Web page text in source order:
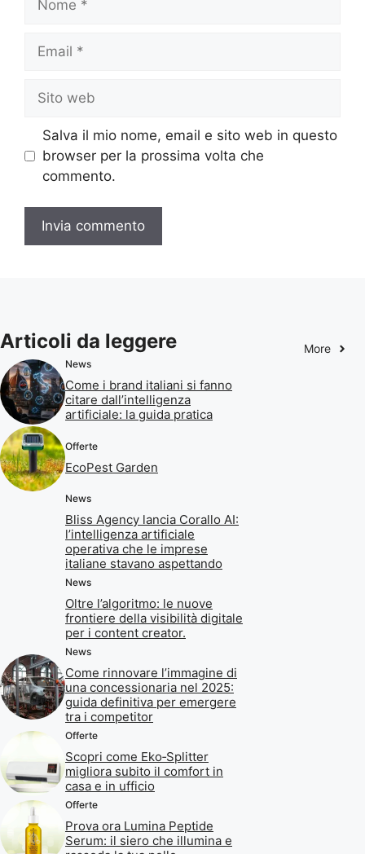
web
Salva il mio nome, email e sito web in questo
browser per la prossima volta che
commento.
Articoli da leggere More
News
Come i brand italiani si fanno
citare dall’intelligenza
artificiale: la guida pratica
Offerte
EcoPest Garden
News
Bliss Agency lancia Corallo AI:
l’intelligenza artificiale
operativa che le imprese
italiane stavano aspettando
News
Oltre l’algoritmo: le nuove
frontiere della visibilità digitale
per i content creator.
News
Come rinnovare l’immagine di
una concessionaria nel 2025:
guida definitiva per emergere
tra i competitor
Offerte
Scopri come Eko‑Splitter
migliora subito il comfort in
casa e in ufficio
Offerte
Prova ora Lumina Peptide
Serum: il siero che illumina e